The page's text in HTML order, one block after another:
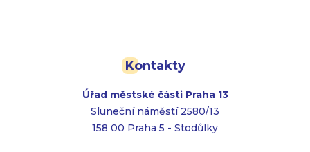
Kontakty
Úřad městské části Praha 13
Sluneční náměstí 2580/13
158 00 Praha 5 - Stodůlky